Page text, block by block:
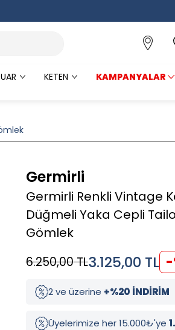
KETEN KAMPANYALAR
Germirli
Germirli Renkli Vintage
Düğmeli Yaka Cepli
Gömlek
6.250,00TL3.125,00 TL -
2 ve üzerine +%20 İNDİRİM
Üyelerimize her 15.000₺'ye